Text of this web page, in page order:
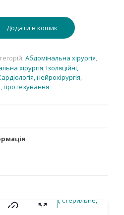
Додати в кошик
Абдомінальна хірургія,
хірургія,Ізоляційні,
нейрохірургія,
протезування